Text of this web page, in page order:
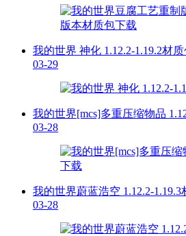
我的世界 神化 1.12.2-1.19.2材
03-29
我的世界[mcs]多重压缩物品
03-28
我的世界蔚蓝浩空 1.12.2-1.19.3
03-28